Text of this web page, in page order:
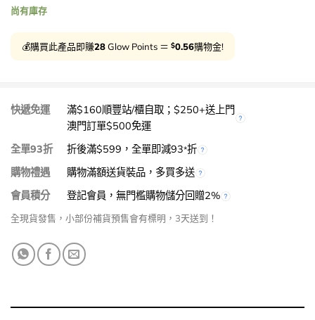
尚有庫存
💰購買此產品即賺28Glow Points ＝ $0.56購物金!
快遞免運
滿$160順豐站/櫃自取；$250+送上門
澳門訂單$500免運
全單93折
折後滿$599，全單即減93*折
購物禮遇
購物滿額送貨裝品，多買多送
會員積分
登記會員，無門檻購物儲分回贈2%
全現貨發售，小部份補貨預售會有標明，3天送到！